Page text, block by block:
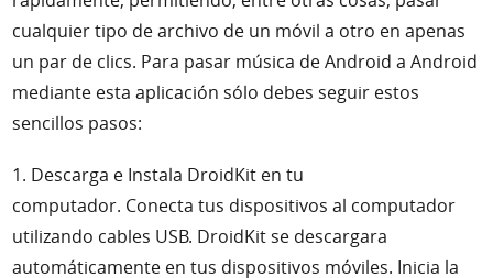
cualquier tipo de archivo de un móvil a otro en apenas
un par de clics. Para pasar música de Android a Android
mediante esta aplicación sólo debes seguir estos
sencillos pasos:
1. Descarga e Instala DroidKit en tu
computador. Conecta tus dispositivos al computador
utilizando cables USB. DroidKit se descargara
automáticamente en tus dispositivos móviles. Inicia la